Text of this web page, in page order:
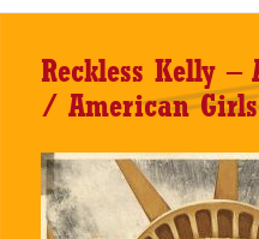
Reckless Kelly –
/ American Girls